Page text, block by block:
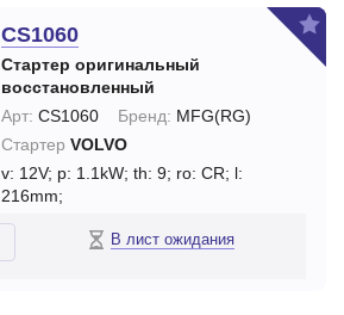
CS1060
Стартер оригинальный
восстановленный
Арт: CS1060 Бренд: MFG(RG)
Стартер VOLVO
v: 12V; p: 1.1kW; th: 9; ro: CR; l:
216mm;
В лист ожидания